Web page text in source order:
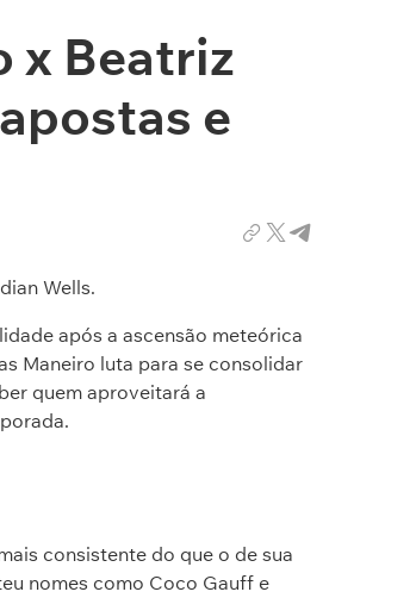
x Beatriz
e
Wells.
após a ascensão meteórica
Maneiro luta para se consolidar
quem aproveitará a
consistente do que o de sua
nomes como Coco Gauff e